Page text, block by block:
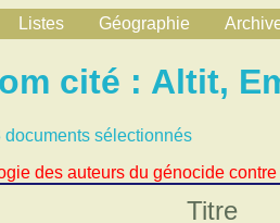
Listes Géographie
cité : Altit,
documents sélectionnés
des auteurs du génocide
Titre